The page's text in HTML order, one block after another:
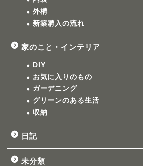
外構
新築購入の流れ
家のこと・インテリア
DIY
お気に入りのもの
ガーデニング
グリーンのある生活
収納
日記
未分類